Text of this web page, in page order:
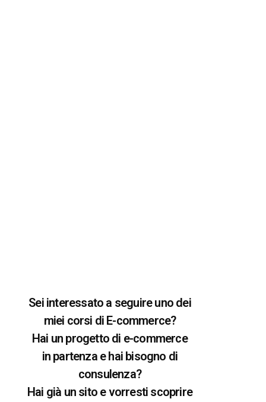
Sei interessato a seguire uno dei
miei corsi di E-commerce?
Hai un progetto di e-commerce
in partenza e hai bisogno di
consulenza?
Hai già un sito e vorresti scoprire